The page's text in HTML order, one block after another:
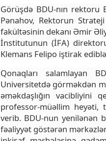
Görüşdə BDU-nın rektoru
Pənahov, Rektorun
fakültəsinin dekanı Əmir
İnstitutunun (İFA)
Klemans Felipo iştirak
Qonaqları salamlayan
Universitetdə görməkdən
əməkdaşlığın vacibliyini
professor-müəllim heyəti,
verib. BDU-nun yenilənən
fəaliyyət göstərən